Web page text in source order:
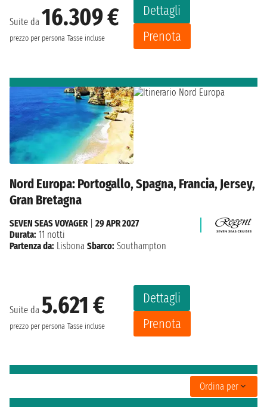
Suite da 16.309 €
prezzo per persona Tasse incluse
Dettagli
Prenota
Nord Europa: Portogallo, Spagna, Francia, Jersey,
Gran Bretagna
Suite da 5.621 €
prezzo per persona Tasse incluse
Dettagli
Prenota
SEVEN SEAS VOYAGER| 29 APR 2027
Durata: 11 notti
Partenza da: Lisbona Sbarco: Southampton
Ordina per